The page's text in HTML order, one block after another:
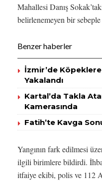
Mahallesi Danış
belirlenemeyen bir
Benzer haberler
İzmir’de
Yakalandı
Kartal’da Takla
Kamerasında
Fatih’te Kavga
Yangının fark edilmesi
ilgili birimlere bildirdi.
itfaiye ekibi, polis ve 112